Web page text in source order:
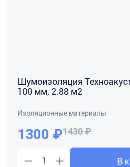
Шумоизоляция
100 мм, 2.88 м2
Изоляционные материалы
1300 ₽1430 ₽
В